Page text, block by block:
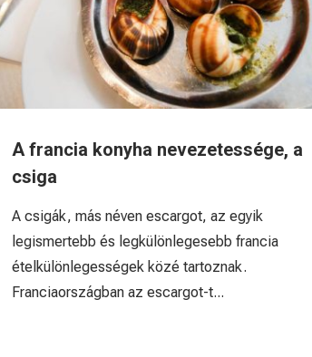
A francia konyha nevezetessége, a
csiga
A csigák, más néven escargot, az egyik
legismertebb és legkülönlegesebb francia
ételkülönlegességek közé tartoznak.
Franciaországban az escargot-t...